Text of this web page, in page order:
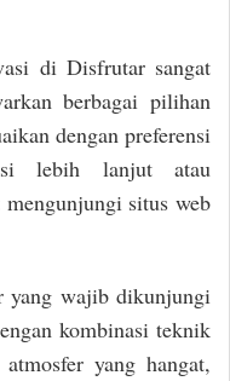
di Disfrutar sangat
berbagai pilihan
dengan preferensi
lebih lanjut atau
situs web
yang wajib dikunjungi
kombinasi teknik
yang hangat,